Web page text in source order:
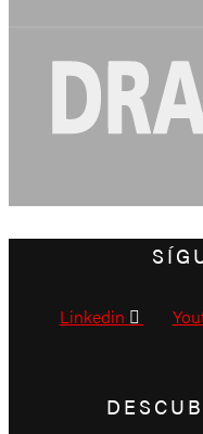
Linkedin